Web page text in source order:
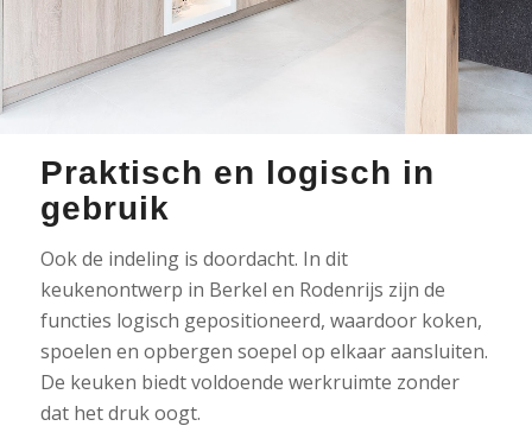
Praktisch en logisch in
gebruik
Ook de indeling is doordacht. In dit
keukenontwerp in Berkel en Rodenrijs zijn de
functies logisch gepositioneerd, waardoor koken,
spoelen en opbergen soepel op elkaar aansluiten.
De keuken biedt voldoende werkruimte zonder
dat het druk oogt.